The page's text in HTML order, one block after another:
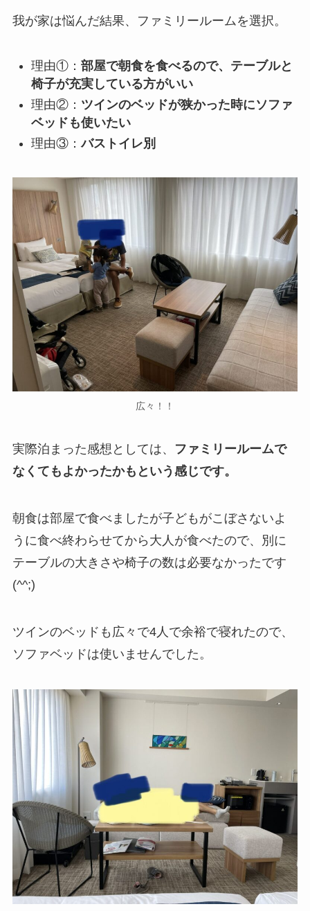
我が家は悩んだ結果、ファミリールームを選択。
理由①： 部屋で朝食を食べるので、テーブルと
椅子が充実している方がいい
理由②： ツインのベッドが狭かった時にソファ
ベッドも使いたい
理由③：バストイレ別
広々！！
実際泊まった感想としては、
ファミリールームで
なくてもよかったかもという感じです。
朝食は部屋で食べましたが子どもがこぼさないよ
うに食べ終わらせてから大人が食べたので、別に
テーブルの大きさや椅子の数は必要なかったです
(^^;)
ツインのベッドも広々で4人で余裕で寝れたので、
ソファベッドは使いませんでした。